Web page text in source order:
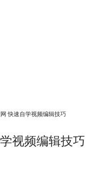
快速自学视频编辑技巧
视频编辑技巧